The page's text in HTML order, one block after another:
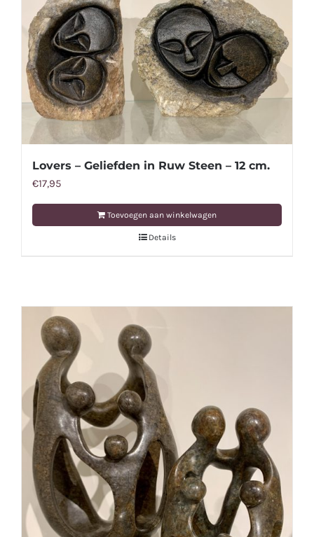
Lovers – Geliefden in Ruw Steen – 12 cm.
€17,95
Toevoegen aan winkelwagen
Details